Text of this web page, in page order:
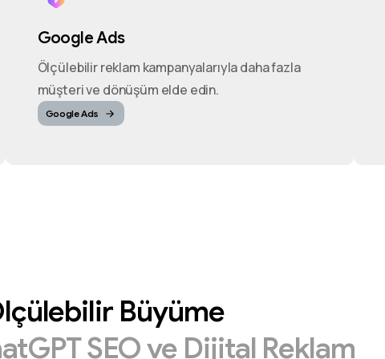
Google Ads
Ölçülebilir reklam kampanyalarıyla daha fazla
müşteri ve dönüşüm elde edin.
Google Ads
Büyüme
SEOve Dijital Reklam